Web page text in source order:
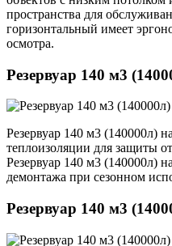
пространства для
горизонтальный имеет
осмотра.
Резервуар 140 м3
Резервуар 140 м3 (140000л)
теплоизоляции для защиты
Резервуар 140 м3 (140000л)
демонтажа при сезонном
Резервуар 140 м3